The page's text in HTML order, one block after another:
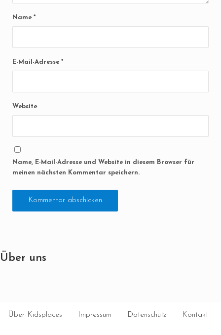
Name *
E-Mail-Adresse *
Website
Name, E-Mail-Adresse und Website in diesem Browser für
meinen nächsten Kommentar speichern.
Über uns
Über Kidsplaces Impressum Datenschutz Kontakt